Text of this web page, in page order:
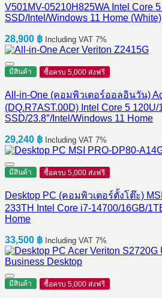
V501MV-05210H825WA Intel Core
SSD/Intel/Windows 11 Home (White)
28,900 ฿ Including VAT 7%
มีสินค้า ซื้อครบ 5,000 ส่งฟรี
All-in-One (คอมพิวเตอร์ออลอินวัน)
(DQ.R7AST.00D) Intel Core 5 120U/
SSD/23.8″/Intel/Windows 11 Home
29,240 ฿ Including VAT 7%
มีสินค้า ซื้อครบ 5,000 ส่งฟรี
Desktop PC (คอมพิวเตอร์ตั้งโต๊ะ)
233TH Intel Core i7-14700/16GB/
Home
33,500 ฿ Including VAT 7%
มีสินค้า ซื้อครบ 5,000 ส่งฟรี